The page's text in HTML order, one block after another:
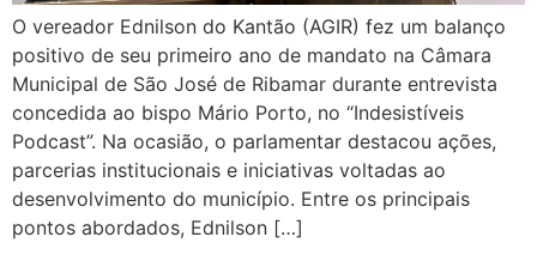
O vereador Ednilson do Kantão (AGIR) fez um balanço
positivo de seu primeiro ano de mandato na Câmara
Municipal de São José de Ribamar durante entrevista
concedida ao bispo Mário Porto, no “Indesistíveis
Podcast”. Na ocasião, o parlamentar destacou ações,
parcerias institucionais e iniciativas voltadas ao
desenvolvimento do município. Entre os principais
pontos abordados, Ednilson […]